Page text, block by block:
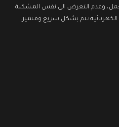
وعدم التعرض الى نفس المشكلة
الكهربائية تتم بشكل سريع ومتميز.